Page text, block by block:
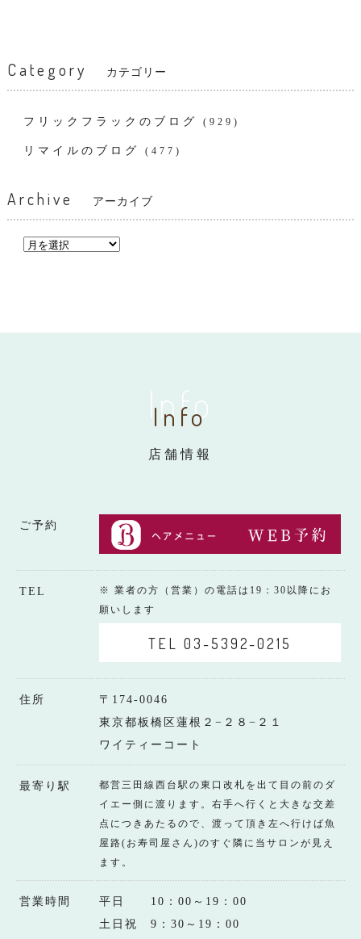
Category カテゴリー
フリックフラックのブログ (929)
リマイルのブログ (477)
Archive アーカイブ
Info
Info
店舗情報
ご予約
TEL
※ 業者の方（営業）の電話は19：30以降にお
願いします
TEL 03-5392-0215
住所
〒174-0046
東京都板橋区蓮根２−２８−２１
ワイティーコート
最寄り駅
都営三田線西台駅の東口改札を出て目の前のダ
イエー側に渡ります。右手へ行くと大きな交差
点につきあたるので、渡って頂き左へ行けば魚
屋路(お寿司屋さん)のすぐ隣に当サロンが見え
ます。
営業時間
平日 10：00～19：00
土日祝 9：30～19：00